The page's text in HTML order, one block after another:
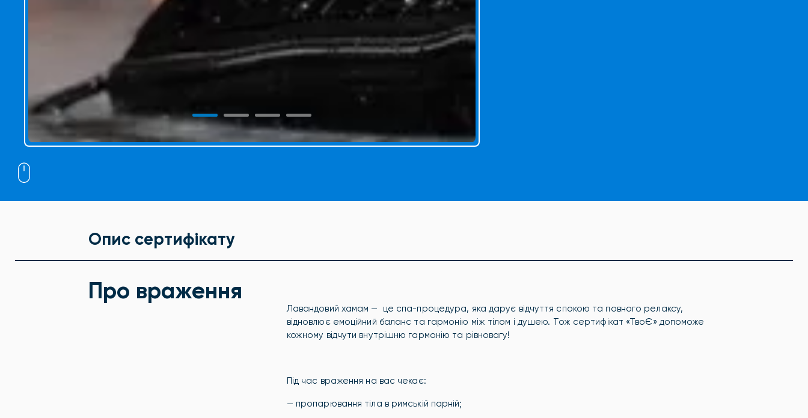
Опис сертифікату
Про враження
Лавандовий хамам — це спа-процедура, яка дарує відчуття спокою та повного релаксу,
відновлює емоційний баланс та гармонію між тілом і душею. Тож сертифікат «ТвоЄ» допоможе
кожному відчути внутрішню гармонію та рівновагу!
Під час враження на вас чекає:
— пропарювання тіла в римській парній;